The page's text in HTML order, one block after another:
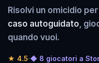
Risolvi un omicidio
caso autoguidato,
quando vuoi.
★ 4.5·◆ 8 giocatori a